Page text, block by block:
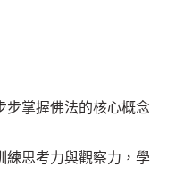
步掌握佛法的核心概念
練思考力與觀察力，學